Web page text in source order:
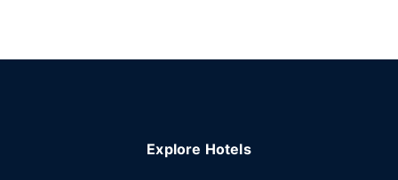
Explore Hotels